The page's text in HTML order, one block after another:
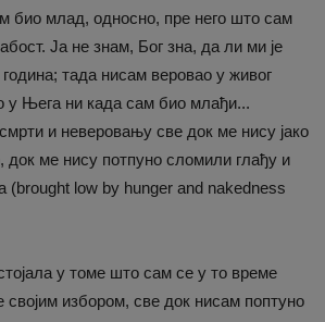
био млад, односно, пре него што сам
Ја не знам, Бог зна, да ли ми је
тада нисам веровао у живог
у Њега ни када сам био млађи...
и неверовању све док ме нису јако
док ме нису потпуно сломили глађу и
(brought low by hunger and nakedness
у томе што сам се у то време
својим избором, све док нисам поптуно